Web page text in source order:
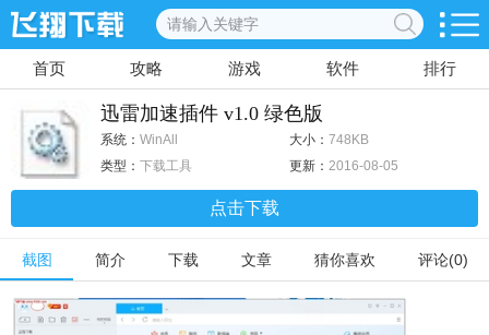
首页 攻略 游戏 软件 排行
迅雷加速插件 v1.0 绿色版
系统： WinAll 大小： 748KB
类型： 下载工具 更新： 2016-08-05
点击下载
截图 简介 下载 文章 猜你喜欢 评论(0)